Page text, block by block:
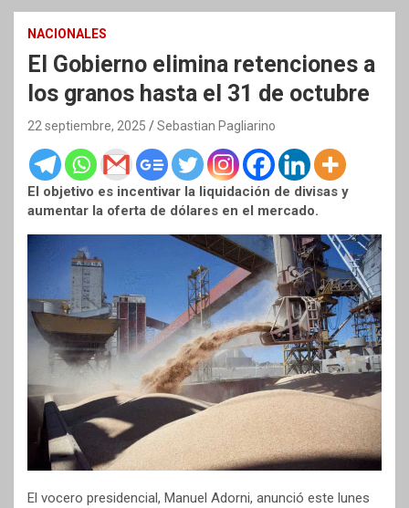
NACIONALES
El Gobierno elimina retenciones a
los granos hasta el 31 de octubre
22 septiembre, 2025 Sebastian Pagliarino
El objetivo es incentivar la liquidación de divisas y
aumentar la oferta de dólares en el mercado.
El vocero presidencial, Manuel Adorni, anunció este lunes